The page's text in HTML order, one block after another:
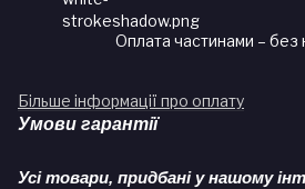
Оплата частинами – без
Більше інформації про оплату
Умови гарантії
Усі товари, придбані у нашому